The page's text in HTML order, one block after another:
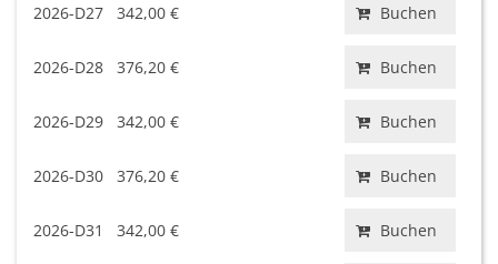
2026-D27 342,00 € Buchen
2026-D28 376,20 € Buchen
2026-D29 342,00 € Buchen
2026-D30 376,20 € Buchen
2026-D31 342,00 € Buchen